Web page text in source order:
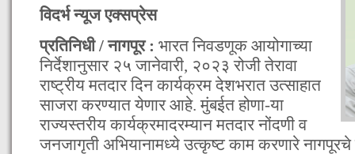
विदर्भ न्यूज एक्सप्रेस
प्रतिनिधी / नागपूर : भारत निवडणूक आयोगाच्या
निर्देशानुसार २५ जानेवारी, २०२३ रोजी तेरावा
राष्ट्रीय मतदार दिन कार्यक्रम देशभरात उत्साहात
साजरा करण्यात येणार आहे. मुंबईत होणा-या
राज्यस्तरीय कार्यक्रमादरम्यान मतदार नोंदणी व
जनजागृती अभियानामध्ये उत्कृष्ट काम करणारे नागपूरचे